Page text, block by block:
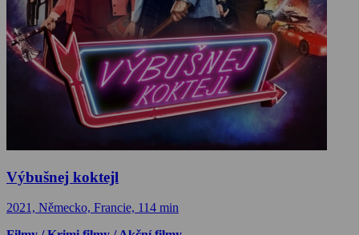
Výbušnej koktejl
2021, Německo, Francie, 114 min